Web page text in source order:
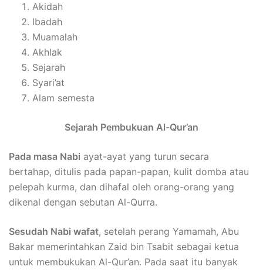
Akidah
Ibadah
Muamalah
Akhlak
Sejarah
Syari’at
Alam semesta
Sejarah Pembukuan Al-Qur’an
Pada masa Nabi ayat-ayat yang turun secara
bertahap, ditulis pada papan-papan, kulit domba atau
pelepah kurma, dan dihafal oleh orang-orang yang
dikenal dengan sebutan Al-Qurra.
Sesudah Nabi wafat, setelah perang Yamamah, Abu
Bakar memerintahkan Zaid bin Tsabit sebagai ketua
untuk membukukan Al-Qur’an. Pada saat itu banyak